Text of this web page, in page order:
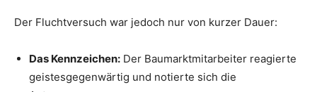
Der Fluchtversuch war jedoch nur von kurzer Dauer:
Das Kennzeichen: Der Baumarktmitarbeiter reagierte
geistesgegenwärtig und notierte sich die